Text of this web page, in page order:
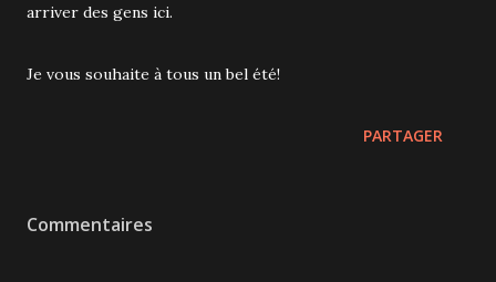
arriver des gens ici.
Je vous souhaite à tous un bel été!
PARTAGER
Commentaires